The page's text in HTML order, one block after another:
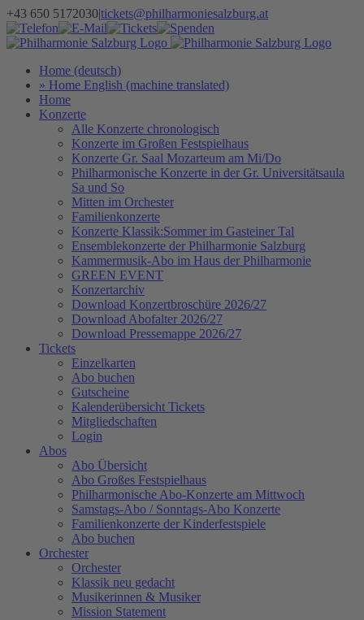
Zum
Inhalt
springen
+43 650 5172030|tickets@philharmoniesalzburg.at
Facebook
YouTube
Instagram
Telefon
E-
Mail
Tickets Spenden
Home (deutsch)
» Home English (machine translated)
Home
Konzerte
Alle Konzerte chronologisch
Konzerte im Großen Festspielhaus
Konzerte Gr. Saal Mozarteum am Mi/Do
Philharmonische Konzerte in der Gr. Universitätsaula
Sa und So
Mitten im Orchester
Familienkonzerte
Konzerte Klassik:Sommer im Gasteiner Tal
Ensemblekonzerte der Philharmonie Salzburg
Kammermusik-Abo im Haus der Philharmonie
GREEN EVENT
Konzertarchiv
Download Konzertbroschüre 2026/27
Download Abofalter 2026/27
Download Pressemappe 2026/27
Tickets
Einzelkarten
Abo buchen
Gutscheine
Kalenderübersicht Tickets
Mitgliedschaften
Login
Abos
Abo Übersicht
Abo Großes Festspielhaus
Philharmonische Abo-Konzerte am Mittwoch
Samstags-Abo / Sonntags-Abo Konzerte
Familienkonzerte der Kinderfestspiele
Abo buchen
Orchester
Orchester
Klassik neu gedacht
Musikerinnen & Musiker
Mission Statement